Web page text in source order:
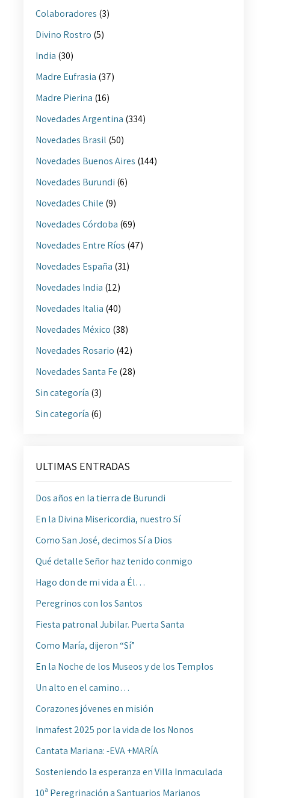
Colaboradores (3)
Divino Rostro (5)
India (30)
Madre Eufrasia (37)
Madre Pierina (16)
Novedades Argentina (334)
Novedades Brasil (50)
Novedades Buenos Aires (144)
Novedades Burundi (6)
Novedades Chile (9)
Novedades Córdoba (69)
Novedades Entre Ríos (47)
Novedades España (31)
Novedades India (12)
Novedades Italia (40)
Novedades México (38)
Novedades Rosario (42)
Novedades Santa Fe (28)
Sin categoría (3)
Sin categoría (6)
ULTIMAS ENTRADAS
Dos años en la tierra de Burundi
En la Divina Misericordia, nuestro Sí
Como San José, decimos Sí a Dios
Qué detalle Señor haz tenido conmigo
Hago don de mi vida a Él…
Peregrinos con los Santos
Fiesta patronal Jubilar. Puerta Santa
Como María, dijeron “Sí”
En la Noche de los Museos y de los Templos
Un alto en el camino…
Corazones jóvenes en misión
Inmafest 2025 por la vida de los Nonos
Cantata Mariana: -EVA +MARÍA
Sosteniendo la esperanza en Villa Inmaculada
10ª Peregrinación a Santuarios Marianos